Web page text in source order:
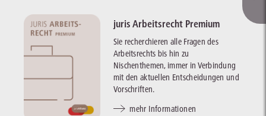
juris Arbeitsrecht Premium
Sie recherchieren alle Fragen des
Arbeitsrechts bis hin zu
Nischenthemen, immer in Verbindung
mit den aktuellen Entscheidungen und
Vorschriften.
mehr Informationen